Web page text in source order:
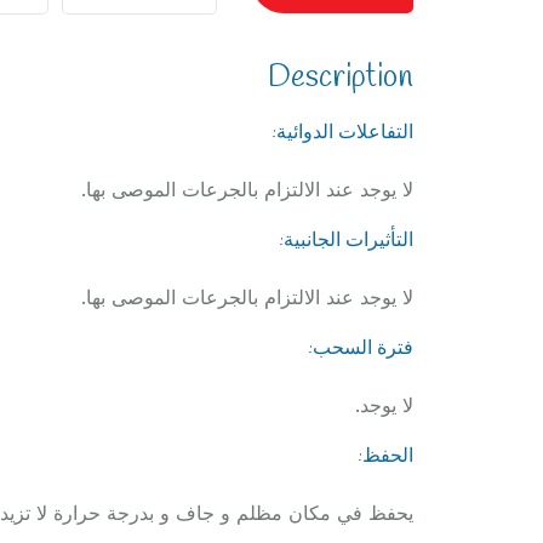
Description
التفاعلات الدوائية:
لا يوجد عند الالتزام بالجرعات الموصى بها.
التأثيرات الجانبية:
لا يوجد عند الالتزام بالجرعات الموصى بها.
فترة السحب:
لا يوجد.
الحفظ:
يحفظ في مكان مظلم و جاف و بدرجة حرارة لا تزيد عن